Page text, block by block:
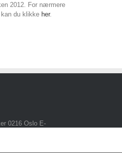
2012. For nærmere
du klikke her.
0216 Oslo E-